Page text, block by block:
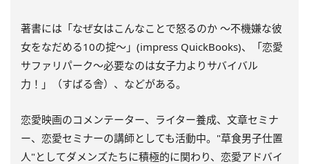
著書には「なぜ女はこんなことで怒るのか ～不機嫌な彼
女をなだめる10の掟～」(impress QuickBooks)、「恋愛
サファリパーク～必要なのは女子力よりサバイバル
力！」（すばる舎）、などがある。
恋愛映画のコメンテーター、ライター養成、文章セミナ
ー、恋愛セミナーの講師としても活動中。"草食男子仕置
人"としてダメンズたちに積極的に関わり、恋愛アドバイ